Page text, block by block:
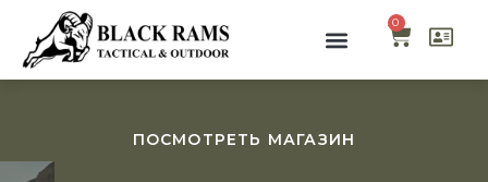
0
ПОСМОТРЕТЬ МАГАЗИН